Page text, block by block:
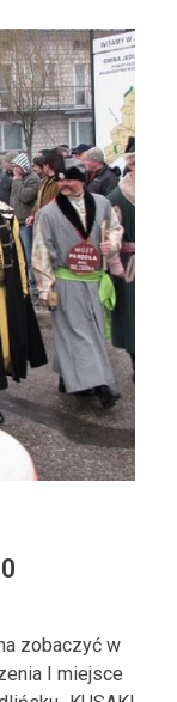
zobaczyć w
I miejsce